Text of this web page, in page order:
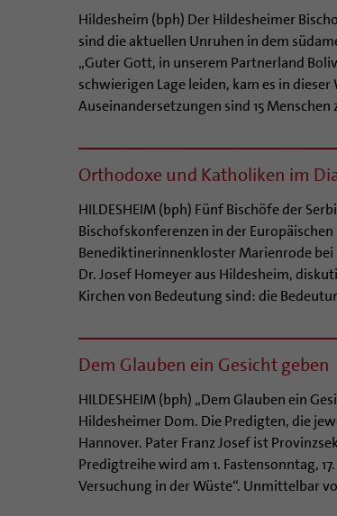
Hildesheim (bph) Der Hildesheimer
sind die aktuellen Unruhen in dem
„Guter Gott, in unserem Partnerland
schwierigen Lage leiden, kam es in
Auseinandersetzungen sind 15
Orthodoxe und Katholiken im
HILDESHEIM (bph) Fünf Bischöfe der
Bischofskonferenzen in der Europäischen
Benediktinerinnenkloster Marienrode bei
Dr. Josef Homeyer aus Hildesheim,
Kirchen von Bedeutung sind: die
Dem Glauben ein Gesicht geben
HILDESHEIM (bph) „Dem Glauben ein
Hildesheimer Dom. Die Predigten, die
Hannover. Pater Franz Josef ist
Predigtreihe wird am 1. Fastensonntag,
Versuchung in der Wüste“. Unmittelbar